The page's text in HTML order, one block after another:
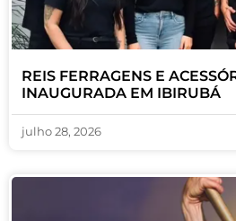
REIS FERRAGENS E
INAUGURADA EM IBIRUBÁ
julho 28, 2026